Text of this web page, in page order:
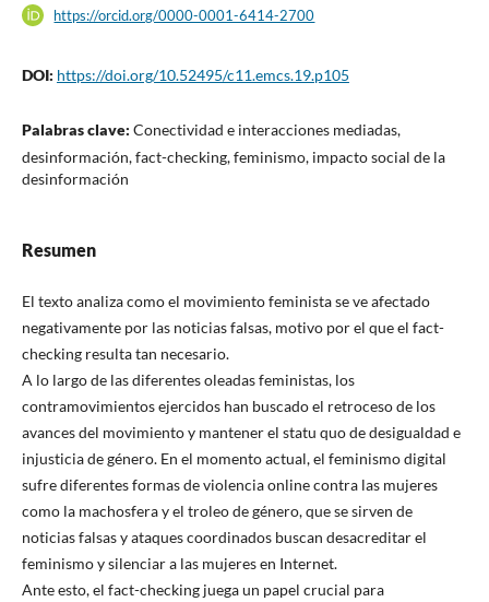
https://orcid.org/0000-0001-6414-2700
DOI: https://doi.org/10.52495/c11.emcs.19.p105
Palabras clave: Conectividad e interacciones mediadas,
desinformación, fact-checking, feminismo, impacto social de la
desinformación
Resumen
El texto analiza como el movimiento feminista se ve afectado
negativamente por las noticias falsas, motivo por el que el fact-
checking resulta tan necesario.
A lo largo de las diferentes oleadas feministas, los
contramovimientos ejercidos han buscado el retroceso de los
avances del movimiento y mantener el statu quo de desigualdad e
injusticia de género. En el momento actual, el feminismo digital
sufre diferentes formas de violencia online contra las mujeres
como la machosfera y el troleo de género, que se sirven de
noticias falsas y ataques coordinados buscan desacreditar el
feminismo y silenciar a las mujeres en Internet.
Ante esto, el fact-checking juega un papel crucial para